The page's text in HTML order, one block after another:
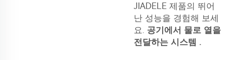
JIADELE 제품의 뛰어
난 성능을 경험해 보세
요. 공기에서 물로 열을
전달하는 시스템 .